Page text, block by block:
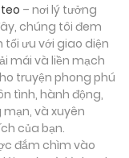
– nơi lý tưởng
chúng tôi đem
ưu với giao diện
mái và liền mạch
truyện phong phú
tình, hành động,
và xuyên
của bạn.
đắm chìm vào